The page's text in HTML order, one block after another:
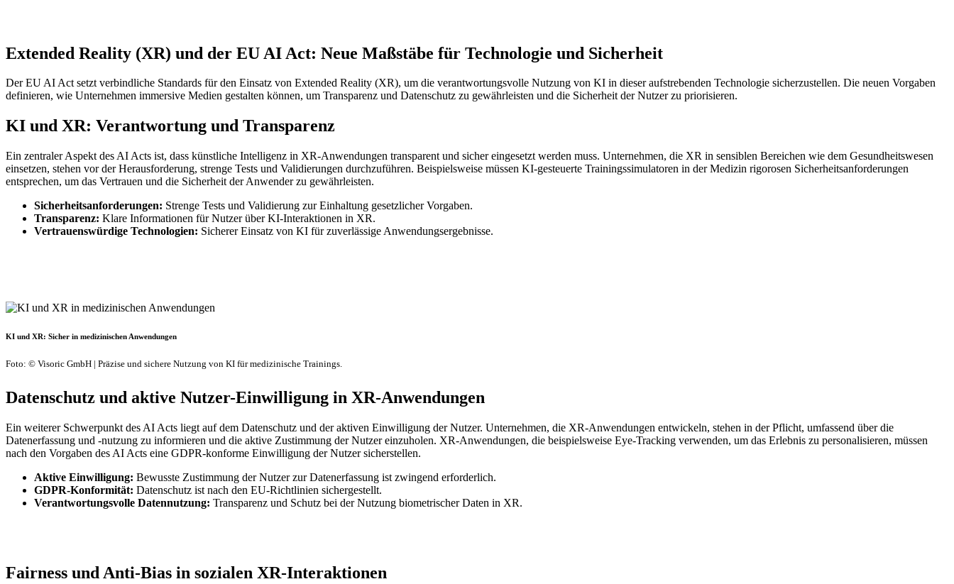
Extended Reality (XR) und der EU AI Act: Neue Maßstäbe für Technologie und Sicherheit
Der EU AI Act setzt verbindliche Standards für den Einsatz von Extended Reality (XR), um die verantwortungsvolle Nutzung von KI in dieser aufstrebenden Technologie sicherzustellen. Die neuen Vorgaben
definieren, wie Unternehmen immersive Medien gestalten können, um Transparenz und Datenschutz zu gewährleisten und die Sicherheit der Nutzer zu priorisieren.
KI und XR: Verantwortung und Transparenz
Ein zentraler Aspekt des AI Acts ist, dass künstliche Intelligenz in XR-Anwendungen transparent und sicher eingesetzt werden muss. Unternehmen, die XR in sensiblen Bereichen wie dem Gesundheitswesen
einsetzen, stehen vor der Herausforderung, strenge Tests und Validierungen durchzuführen. Beispielsweise müssen KI-gesteuerte Trainingssimulatoren in der Medizin rigorosen Sicherheitsanforderungen
entsprechen, um das Vertrauen und die Sicherheit der Anwender zu gewährleisten.
Sicherheitsanforderungen: Strenge Tests und Validierung zur Einhaltung gesetzlicher Vorgaben.
Transparenz: Klare Informationen für Nutzer über KI-Interaktionen in XR.
Vertrauenswürdige Technologien: Sicherer Einsatz von KI für zuverlässige Anwendungsergebnisse.
KI und XR: Sicher in medizinischen Anwendungen
Foto: © Visoric GmbH | Präzise und sichere Nutzung von KI für medizinische Trainings.
Datenschutz und aktive Nutzer-Einwilligung in XR-Anwendungen
Ein weiterer Schwerpunkt des AI Acts liegt auf dem Datenschutz und der aktiven Einwilligung der Nutzer. Unternehmen, die XR-Anwendungen entwickeln, stehen in der Pflicht, umfassend über die
Datenerfassung und -nutzung zu informieren und die aktive Zustimmung der Nutzer einzuholen. XR-Anwendungen, die beispielsweise Eye-Tracking verwenden, um das Erlebnis zu personalisieren, müssen
nach den Vorgaben des AI Acts eine GDPR-konforme Einwilligung der Nutzer sicherstellen.
Aktive Einwilligung: Bewusste Zustimmung der Nutzer zur Datenerfassung ist zwingend erforderlich.
GDPR-Konformität: Datenschutz ist nach den EU-Richtlinien sichergestellt.
Verantwortungsvolle Datennutzung: Transparenz und Schutz bei der Nutzung biometrischer Daten in XR.
Fairness und Anti-Bias in sozialen XR-Interaktionen